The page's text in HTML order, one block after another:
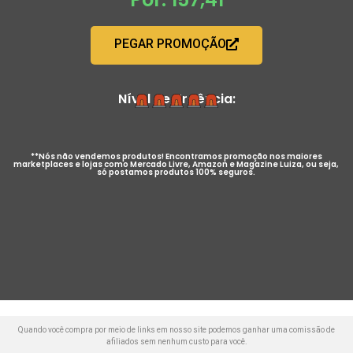
PEGAR PROMOÇÃO
Nível de Urgência:
**Nós não vendemos produtos! Encontramos promoção nos maiores
marketplaces e lojas como Mercado Livre, Amazon e Magazine Luiza, ou seja,
só postamos produtos 100% seguros.
Quando você compra por meio de links em nosso site podemos ganhar uma comissão de
afiliados sem nenhum custo para você.